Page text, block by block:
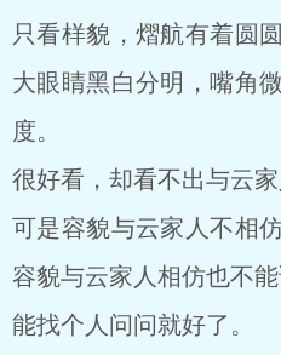
只看样貌，熠航有着圆
大眼睛黑白分明，嘴角
度。
很好看，却看不出与云家
可是容貌与云家人不相
容貌与云家人相仿也不能
能找个人问问就好了。